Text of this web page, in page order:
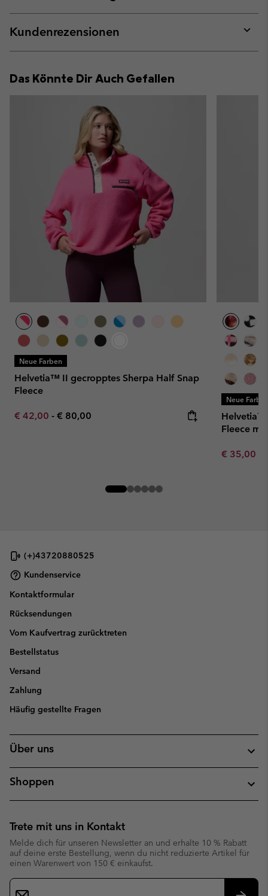
or
Kundenrezensionen
or
Das Könnte Dir Auch Gefallen
Neue Farben
Helvetia™ II gecropptes Sherpa Half Snap
Fleece
Minimum sale price:
€ 42,00 - Maximum price:
€ 80,00
Neue
Helvetia™
Fleece
Minimum
€ 35,00
(+)43720880525
Kundenservice
Kontaktformular
Rücksendungen
Vom Kaufvertrag zurücktreten
Bestellstatus
Versand
Zahlung
Häufig gestellte Fragen
Über uns
Shoppen
Trete mit uns in Kontakt
Melde dich für unseren Newsletter an und erhalte 10 % Rabatt
auf deine erste Bestellung, wenn du nicht reduzierte Artikel für
einen Warenwert von 150 € einkaufst.
Newsletter-